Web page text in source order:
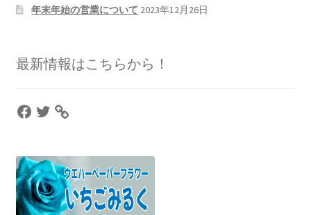
年末年始の営業について 2023年12月26日
最新情報はこちらから！
Facebook
Twitter